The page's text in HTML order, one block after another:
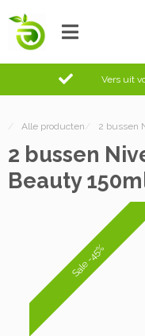
Vers uit
/ Alle producten / 2 bussen
2 bussen
Beauty
Sale -45%